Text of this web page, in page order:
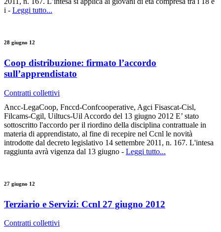
i - Leggi tutto...
28 giugno 12
Coop distribuzione: firmato l’accordo
sull’apprendistato
Contratti collettivi
Ancc-LegaCoop, Fnccd-Confcooperative, Agci Fisascat-Cisl,
Filcams-Cgil, Uiltucs-Uil Accordo del 13 giugno 2012 E’ stato
sottoscritto l'accordo per il riordino della disciplina contrattuale in
materia di apprendistato, al fine di recepire nel Ccnl le novità
introdotte dal decreto legislativo 14 settembre 2011, n. 167. L'intesa
raggiunta avrà vigenza dal 13 giugno - Leggi tutto...
27 giugno 12
Terziario e Servizi: Ccnl 27 giugno 2012
Contratti collettivi